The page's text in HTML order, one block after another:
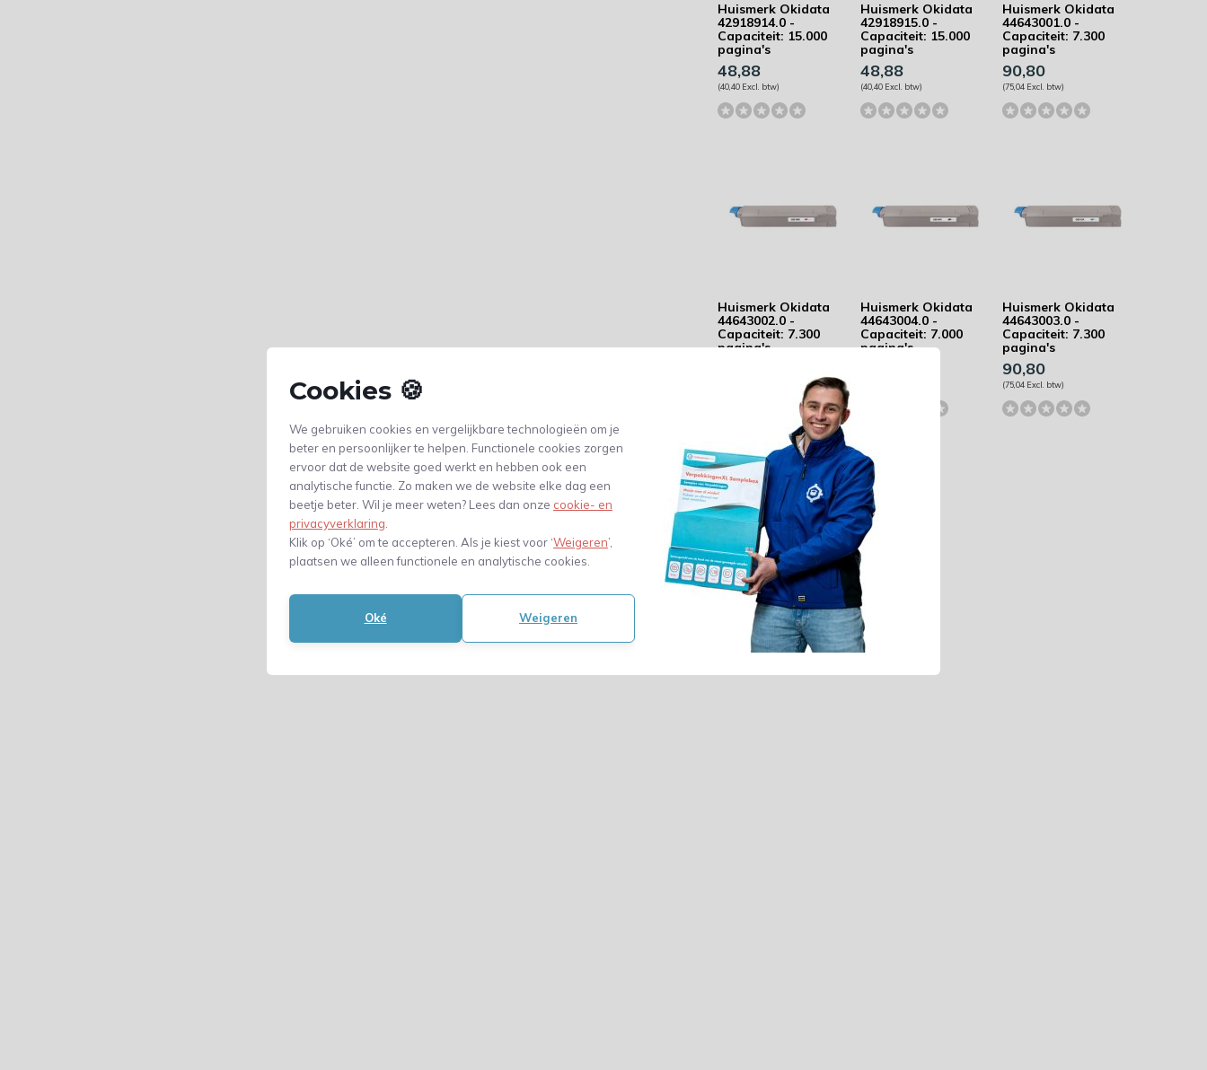
Cookies 🍪
We gebruiken cookies en vergelijkbare technologieën om je
beter en persoonlijker te helpen. Functionele cookies zorgen
ervoor dat de website goed werkt en hebben ook een
analytische functie. Zo maken we de website elke dag een
beetje beter. Wil je meer weten? Lees dan onze cookie- en
privacyverklaring
Klik op ‘Oké’ om te accepteren. Als je kiest voor ‘Weigeren’,
plaatsen we alleen functionele en analytische cookies.
Oké Weigeren
Huismerk Okidata
42918914.0 -
Capaciteit: 15.000
pagina's
48,88
(40,40 Excl. btw)
Huismerk Okidata
42918915.0 -
Capaciteit: 15.000
pagina's
48,88
(40,40 Excl. btw)
Huismerk Okidata
44643001.0 -
Capaciteit: 7.300
pagina's
90,80
(75,04 Excl. btw)
Huismerk Okidata
44643002.0 -
Capaciteit: 7.300
pagina's
Huismerk Okidata
44643004.0 -
Capaciteit: 7.000
pagina's
Huismerk Okidata
44643003.0 -
Capaciteit: 7.300
pagina's
90,80
(75,04 Excl. btw)